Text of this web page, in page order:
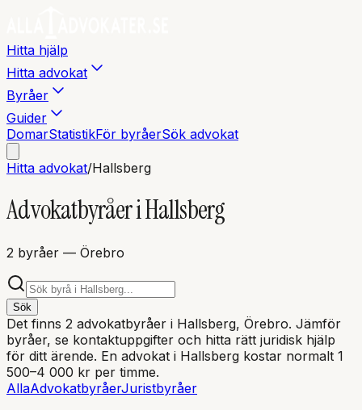
Hitta hjälp
Hitta advokat
Byråer
Guider
DomarStatistikFör byråerSök advokat
Hitta advokat/Hallsberg
Advokatbyråer iHallsberg
2 byråer — Örebro
Sök
Det finns 2 advokatbyråer i Hallsberg, Örebro. Jämför
byråer, se kontaktuppgifter och hitta rätt juridisk hjälp
för ditt ärende. En advokat i Hallsberg kostar normalt 1
500–4 000 kr per timme.
AllaAdvokatbyråerJuristbyråer